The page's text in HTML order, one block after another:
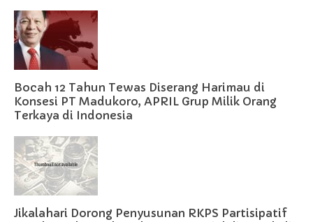
Bocah 12 Tahun Tewas Diserang Harimau di
Konsesi PT Madukoro, APRIL Grup Milik Orang
Terkaya di Indonesia
Jikalahari Dorong Penyusunan RKPS Partisipatif